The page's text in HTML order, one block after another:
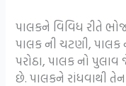
પાલકને વિવિધ રીતે
પાલક ની ચટણી, પાલક
પરોઠા, પાલક નો
છે. પાલકને રાંધવાથી